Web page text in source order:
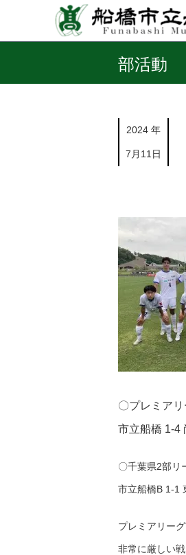
部活動
2024 年
7月11日
〇プレミアリ
市立船橋 1-4
〇千葉県2部リ
市立船橋B 1-1
プレミアリー
非常に厳しい